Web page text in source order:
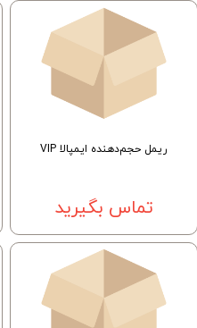
ریمل حجم‌دهنده ایمپالا VIP
تماس بگیرید